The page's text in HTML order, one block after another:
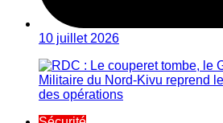
10 juillet 2026